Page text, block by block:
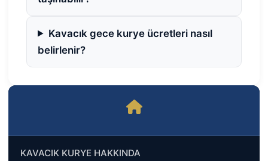
KAVACIK KURYE HAKKINDA
Kavacık gece kurye ücretleri nasıl
belirlenir?